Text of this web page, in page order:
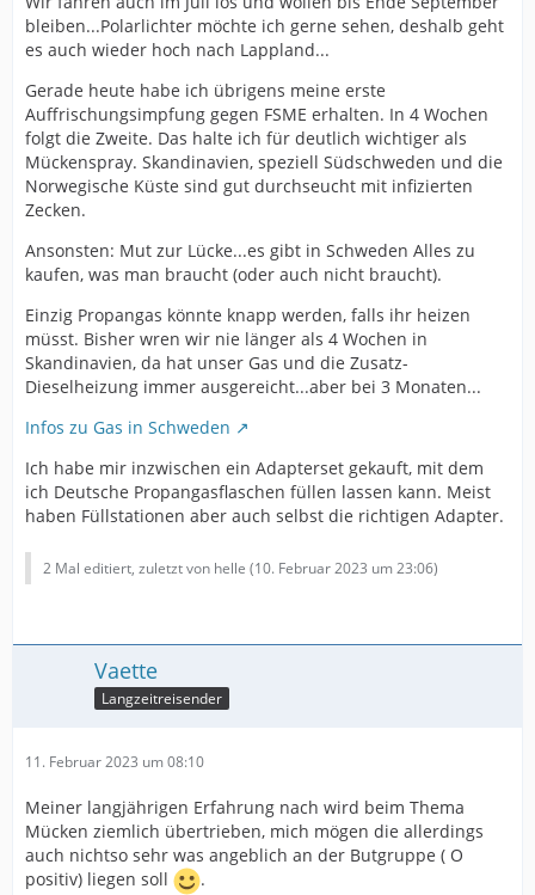
bleiben...Polarlichter möchte ich gerne sehen, deshalb geht
es auch wieder hoch nach Lappland...
Gerade heute habe ich übrigens meine erste
Auffrischungsimpfung gegen FSME erhalten. In 4 Wochen
folgt die Zweite. Das halte ich für deutlich wichtiger als
Mückenspray. Skandinavien, speziell Südschweden und die
Norwegische Küste sind gut durchseucht mit infizierten
Zecken.
Ansonsten: Mut zur Lücke...es gibt in Schweden Alles zu
kaufen, was man braucht (oder auch nicht braucht).
Einzig Propangas könnte knapp werden, falls ihr heizen
müsst. Bisher wren wir nie länger als 4 Wochen in
Skandinavien, da hat unser Gas und die Zusatz-
Dieselheizung immer ausgereicht...aber bei 3 Monaten...
Infos zu Gas in Schweden
Ich habe mir inzwischen ein Adapterset gekauft, mit dem
ich Deutsche Propangasflaschen füllen lassen kann. Meist
haben Füllstationen aber auch selbst die richtigen Adapter.
2 Mal editiert, zuletzt von helle (10. Februar 2023 um 23:06)
Vaette
Langzeitreisender
11. Februar 2023 um 08:10
Meiner langjährigen Erfahrung nach wird beim Thema
Mücken ziemlich übertrieben, mich mögen die allerdings
auch nichtso sehr was angeblich an der Butgruppe ( O
positiv) liegen soll
.